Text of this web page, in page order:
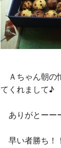
Ａちゃん朝の
てくれまして♪
ありがとーー
早い者勝ち！！